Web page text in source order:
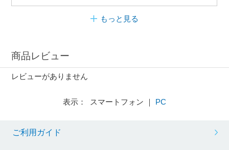
もっと見る
商品レビュー
レビューがありません
表示： スマートフォン ｜ PC
ご利用ガイド